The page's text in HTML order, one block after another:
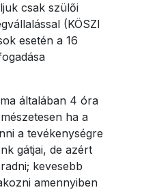
csak szülői
(KÖSZI
esetén a 16
általában 4 óra
ha a
a tevékenységre
gátjai, de azért
kevesebb
amennyiben